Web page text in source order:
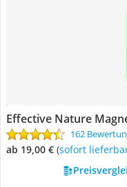
Effective Nature
162
ab 19,00 € ( Sofort